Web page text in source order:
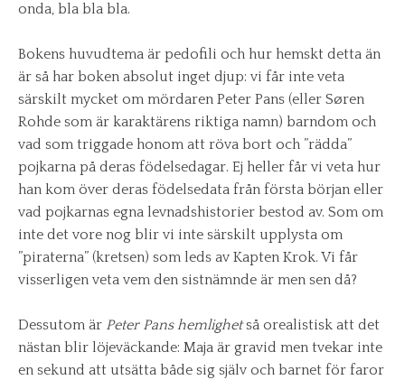
onda, bla bla bla.
Bokens huvudtema är pedofili och hur hemskt detta än
är så har boken absolut inget djup: vi får inte veta
särskilt mycket om mördaren Peter Pans (eller Søren
Rohde som är karaktärens riktiga namn) barndom och
vad som triggade honom att röva bort och ”rädda”
pojkarna på deras födelsedagar. Ej heller får vi veta hur
han kom över deras födelsedata från första början eller
vad pojkarnas egna levnadshistorier bestod av. Som om
inte det vore nog blir vi inte särskilt upplysta om
”piraterna” (kretsen) som leds av Kapten Krok. Vi får
visserligen veta vem den sistnämnde är men sen då?
Dessutom är Peter Pans hemlighetså orealistisk att det
nästan blir löjeväckande: Maja är gravid men tvekar inte
en sekund att utsätta både sig själv och barnet för faror